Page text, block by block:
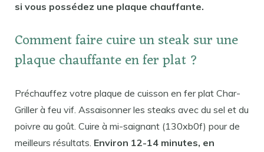
si vous possédez une plaque chauffante.
Comment faire cuire un steak sur une
plaque chauffante en fer plat ?
Préchauffez votre plaque de cuisson en fer plat Char-
Griller à feu vif. Assaisonner les steaks avec du sel et du
poivre au goût. Cuire à mi-saignant (130xb0f) pour de
meilleurs résultats. Environ 12-14 minutes, en